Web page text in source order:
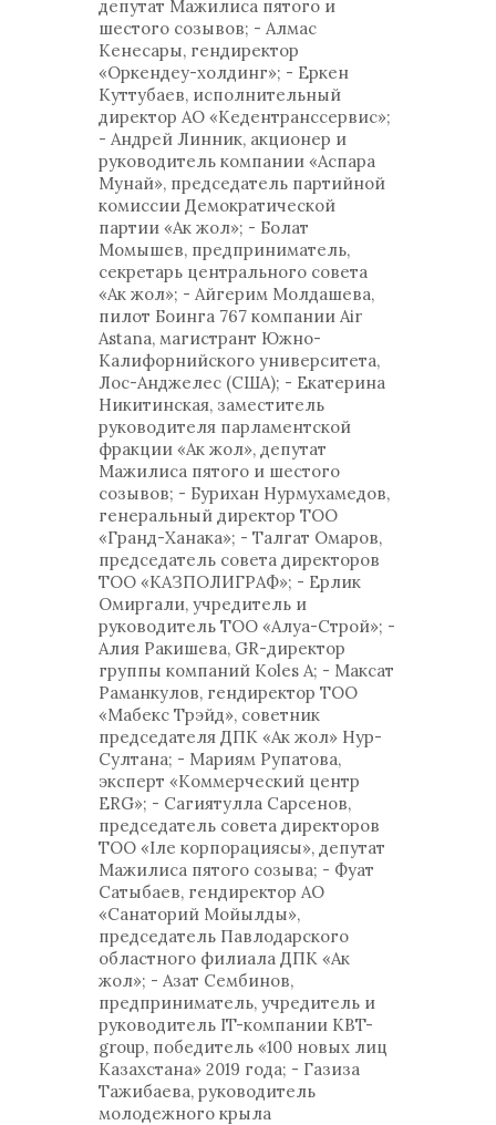
депутат Мажилиса пятого и
шестого созывов; - Алмас
Кенесары, гендиректор
«Оркендеу-холдинг»; - Еркен
Куттубаев, исполнительный
директор АО «Кедентранссервис»;
- Андрей Линник, акционер и
руководитель компании «Аспара
Мунай», председатель партийной
комиссии Демократической
партии «Ак жол»; - Болат
Момышев, предприниматель,
секретарь центрального совета
«Ак жол»; - Айгерим Молдашева,
пилот Боинга 767 компании Air
Astana, магистрант Южно-
Калифорнийского университета,
Лос-Анджелес (США); - Екатерина
Никитинская, заместитель
руководителя парламентской
фракции «Ак жол», депутат
Мажилиса пятого и шестого
созывов; - Бурихан Нурмухамедов,
генеральный директор ТОО
«Гранд-Ханака»; - Талгат Омаров,
председатель совета директоров
ТОО «КАЗПОЛИГРАФ»; - Ерлик
Омиргали, учредитель и
руководитель ТОО «Алуа-Строй»; -
Алия Ракишева, GR-директор
группы компаний Koles А; - Максат
Раманкулов, гендиректор ТОО
«Мабекс Трэйд», советник
председателя ДПК «Ак жол» Нур-
Султана; - Мариям Рупатова,
эксперт «Коммерческий центр
ERG»; - Сагиятулла Сарсенов,
председатель совета директоров
ТОО «Іле корпорациясы», депутат
Мажилиса пятого созыва; - Фуат
Сатыбаев, гендиректор АО
«Санаторий Мойылды»,
председатель Павлодарского
областного филиала ДПК «Ак
жол»; - Азат Сембинов,
предприниматель, учредитель и
руководитель IT-компании KBT-
group, победитель «100 новых лиц
Казахстана» 2019 года; - Газиза
Тажибаева, руководитель
молодежного крыла